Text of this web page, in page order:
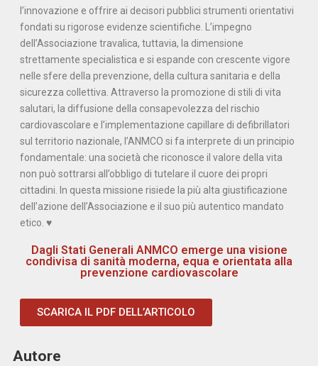
l’innovazione e offrire ai decisori pubblici strumenti orientativi
fondati su rigorose evidenze scientifiche. L’impegno
dell’Associazione travalica, tuttavia, la dimensione
strettamente specialistica e si espande con crescente vigore
nelle sfere della prevenzione, della cultura sanitaria e della
sicurezza collettiva. Attraverso la promozione di stili di vita
salutari, la diffusione della consapevolezza del rischio
cardiovascolare e l’implementazione capillare di defibrillatori
sul territorio nazionale, l’ANMCO si fa interprete di un principio
fondamentale: una società che riconosce il valore della vita
non può sottrarsi all’obbligo di tutelare il cuore dei propri
cittadini. In questa missione risiede la più alta giustificazione
dell’azione dell’Associazione e il suo più autentico mandato
etico. ♥
Dagli Stati Generali ANMCO emerge una visione
condivisa di sanità moderna, equa e orientata alla
prevenzione cardiovascolare
SCARICA IL PDF DELL’ARTICOLO
Autore